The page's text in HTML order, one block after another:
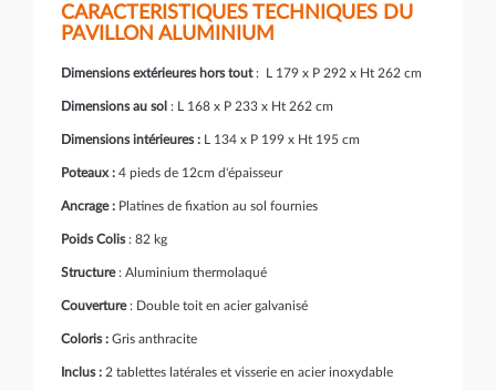
CARACTERISTIQUES TECHNIQUES DU
PAVILLON ALUMINIUM
Dimensions extérieures hors tout: L 179 x P 292 x Ht 262 cm
Dimensions au sol : L 168 x P 233 x Ht 262 cm
Dimensions intérieures : L 134 x P 199 x Ht 195 cm
Poteaux : 4 pieds de 12cm d'épaisseur
Ancrage : Platines de fixation au sol fournies
Poids Colis: 82 kg
Structure: Aluminium thermolaqué
Couverture: Double toit en acier galvanisé
Coloris : Gris anthracite
Inclus : 2 tablettes latérales et visserie en acier inoxydable